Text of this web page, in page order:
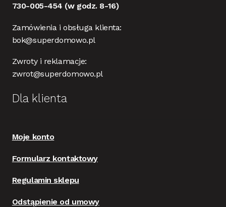
730-005-454 (w godz. 8-16)
Zamówienia i obsługa klienta:
bok@superdomowo.pl
Zwroty i reklamacje:
zwrot@superdomowo.pl
Dla klienta
Moje konto
Formularz kontaktowy
Regulamin sklepu
Odstąpienie od umowy